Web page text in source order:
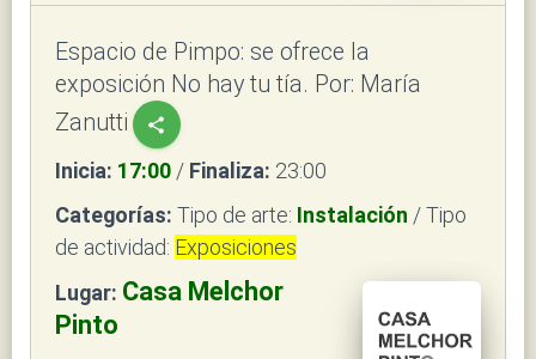
Espacio de Pimpo: se ofrece la
exposición No hay tu tía. Por: María
Zanutti
share
Inicia: 17:00 / Finaliza: 23:00
Categorías: Tipo de arte: Instalación / Tipo
de actividad: Exposiciones
Lugar: Casa Melchor
Pinto